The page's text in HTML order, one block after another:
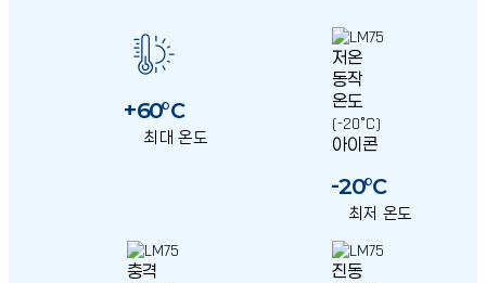
+60°C
최대 온도
-20°C
최저 온도